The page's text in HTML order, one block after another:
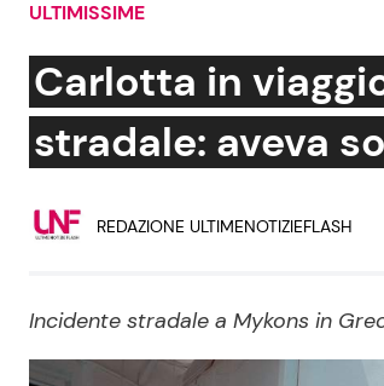
Social News
News dal mondo
ULTIMISSIME
Carlotta in
stradale: aveva
REDAZIONE ULTIMENOTIZIEFLASH
Incidente stradale a Mykons in